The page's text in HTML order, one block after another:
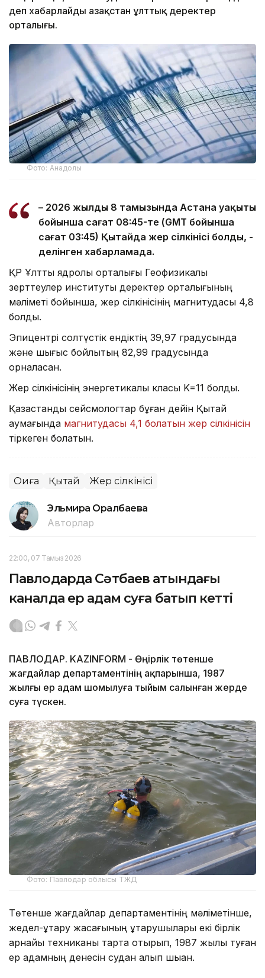
деп хабарлайды Қазақстан ұлттық деректер
орталығы.
Фото: Анадолы
– 2026 жылдың 8 тамызында Астана уақыты
бойынша сағат 08:45-те (GMT бойынша
сағат 03:45) Қытайда жер сілкінісі болды, -
делінген хабарламада.
ҚР Ұлттық ядролық орталығы Геофизикалық
зерттеулер институты деректер орталығының
мәліметі бойынша, жер сілкінісінің магнитудасы 4,8
болды.
Эпицентрі солтүстік ендіктің 39,97 градусында
және шығыс бойлықтың 82,99 градусында
орналасқан.
Жер сілкінісінің энергетикалық класы K=11 болды.
Қазақстандық сейсмологтар бұған дейін Қытай
аумағында магнитудасы 4,1 болатын жер сілкінісін
тіркеген болатын.
Оқиға Қытай Жер сілкінісі
Эльмира Оралбаева
Авторлар
22:00, 07 Тамыз 2026
Павлодарда Сәтбаев атындағы
каналда ер адам суға батып кетті
ПАВЛОДАР. KAZINFORM - Өңірлік төтенше
жағдайлар департаментінің ақпарынша, 1987
жылғы ер адам шомылуға тыйым салынған жерде
суға түскен.
Фото: Павлодар облысы ТЖД
Төтенше жағдайлар департаментінің мәліметінше,
жедел-құтқару жасағының құтқарушылары екі бірлік
арнайы техниканы тарта отырып, 1987 жылы туған
ер адамның денесін судан алып шыққан.